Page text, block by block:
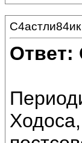
С4астли84ик
Ответ: